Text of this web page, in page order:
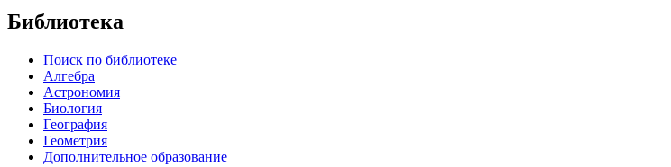
Библиотека
Поиск по библиотеке
Алгебра
Астрономия
Биология
География
Геометрия
Дополнительное образование